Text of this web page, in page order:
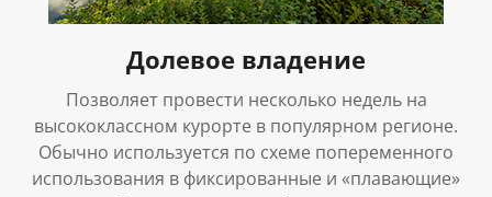
Долевое владение
Позволяет провести несколько недель на
высококлассном курорте в популярном регионе.
Обычно используется по схеме попеременного
использования в фиксированные и «плавающие»